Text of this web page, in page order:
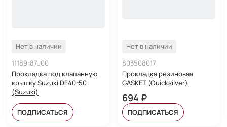
Нет в наличии
11189-87J00
Прокладка под клапанную
крышку Suzuki DF40-50
(Suzuki)
ПОДПИСАТЬСЯ
Нет в наличии
803508017
Прокладка резиновая
GASKET (Quicksilver)
694 ₽
ПОДПИСАТЬСЯ